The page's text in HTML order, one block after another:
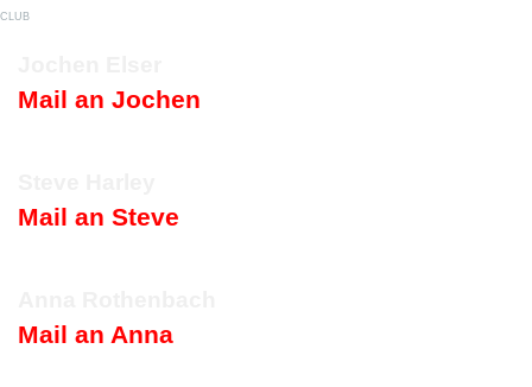
CLUB
Mail an Jochen
Mail an Steve
Mail an Anna